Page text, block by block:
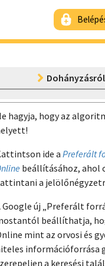
hagyja, hogy az
ide a Preferált
beállításához, ahol
a
Google új „Preferált
beállíthatja,
mint az orvosi és
információforrása
a keresési